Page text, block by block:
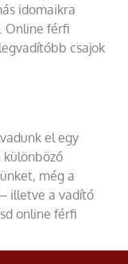
idomaikra
Online férfi
csajok
el egy
különböző
még a
illetve a vadító
online férfi